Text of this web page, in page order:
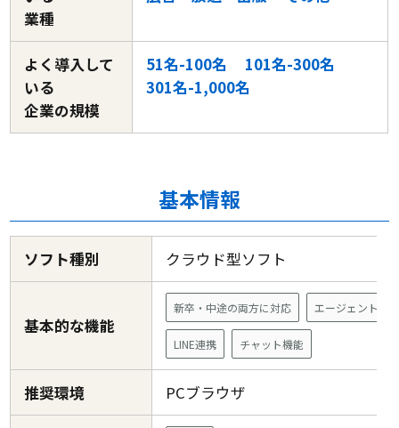
業種
よく導入して
いる
企業の規模
51名-100名
101名-300名
301名-1,000名
基本情報
ソフト種別 クラウド型ソフト
基本的な機能
新卒・中途の両方に対応 エージェント連
LINE連携 チャット機能
推奨環境 PCブラウザ